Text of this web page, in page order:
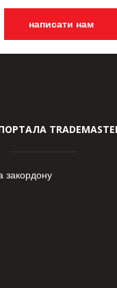
написати нам
закордону